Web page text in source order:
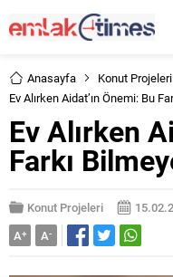
Anasayfa
Konut Projeleri
Ev Alırken Aidat’ın Önemi: Bu
Ev Alırken
Farkı
Konut Projeleri
A+ A-